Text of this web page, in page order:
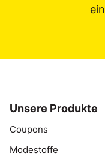
ein
Unsere Produkte
Coupons
Modestoffe